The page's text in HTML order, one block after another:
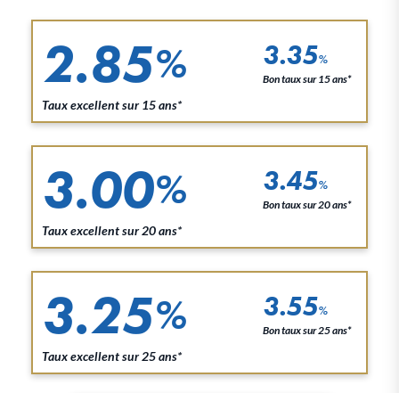
2.85%
Taux excellent sur 15 ans*
3.35%
Bon taux sur 15 ans*
3.00%
Taux excellent sur 20 ans*
3.45%
Bon taux sur 20 ans*
3.25%
Taux excellent sur 25 ans*
3.55%
Bon taux sur 25 ans*